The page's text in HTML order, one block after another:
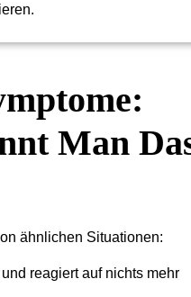
Man
ähnlichen Situationen:
reagiert auf nichts mehr